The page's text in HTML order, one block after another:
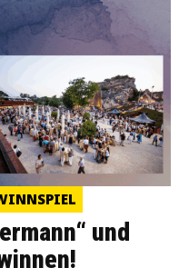
und